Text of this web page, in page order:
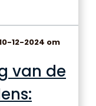
12-2024 om
van de